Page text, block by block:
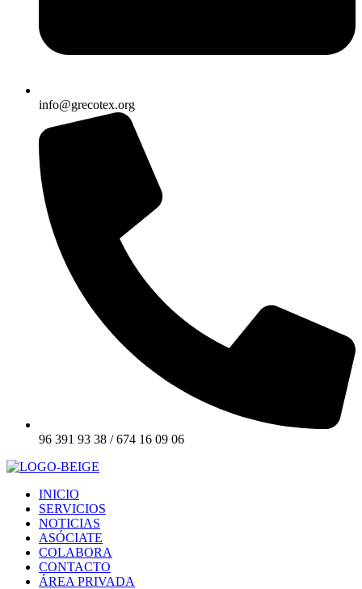
info@grecotex.org
96 391 93 38 / 674 16 09 06
INICIO
SERVICIOS
NOTICIAS
ASÓCIATE
COLABORA
CONTACTO
ÁREA PRIVADA